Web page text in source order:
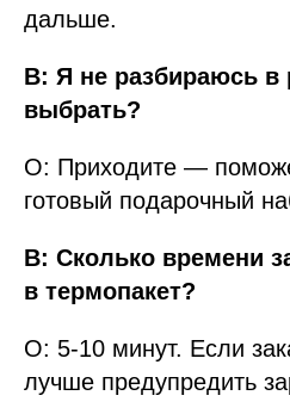
дальше.
В: Я не разбираюсь
выбрать?
О: Приходите —
готовый подарочный
В: Сколько времени
в термопакет?
О: 5-10 минут. Если
лучше предупредить